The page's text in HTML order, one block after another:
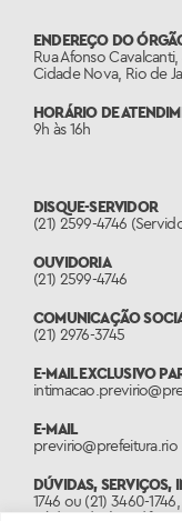
ENDEREÇO DO
Rua Afonso
Cidade Nova, Rio de
HORÁRIO DE
9h às 16h
DISQUE-SERVIDOR
(21) 2599-4746
OUVIDORIA
(21) 2599-4746
COMUNICAÇÃO
(21) 2976-3745
E-MAIL EXCLUSIVO
E-MAIL
previrio@prefeitura.rio
DÚVIDAS, SERVIÇOS,
1746 ou (21) 3460-